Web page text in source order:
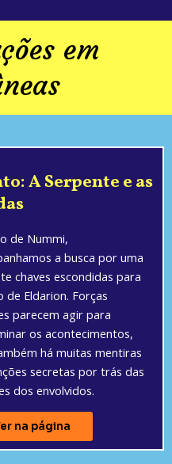
em
A Serpente e as
de Nummi,
a busca por uma
chaves escondidas para
de Eldarion. Forças
parecem agir para
os acontecimentos,
há muitas mentiras
secretas por trás das
dos envolvidos.
na página